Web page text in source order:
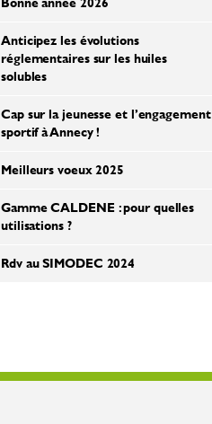
Anticipez les évolutions
réglementaires sur les huiles
solubles
Cap sur la jeunesse et l’engagement
sportif à Annecy !
Meilleurs voeux 2025
Gamme CALDENE : pour quelles
utilisations ?
Rdv au SIMODEC 2024